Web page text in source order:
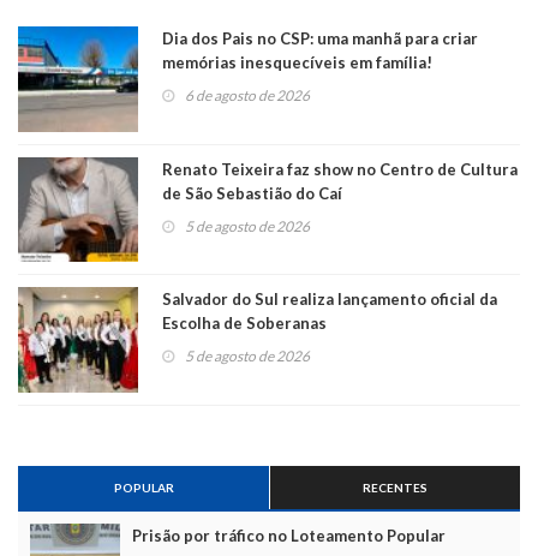
Dia dos Pais no CSP: uma manhã para criar
memórias inesquecíveis em família!
6 de agosto de 2026
Renato Teixeira faz show no Centro de Cultura
de São Sebastião do Caí
5 de agosto de 2026
Salvador do Sul realiza lançamento oficial da
Escolha de Soberanas
5 de agosto de 2026
POPULAR RECENTES
Prisão por tráfico no Loteamento Popular